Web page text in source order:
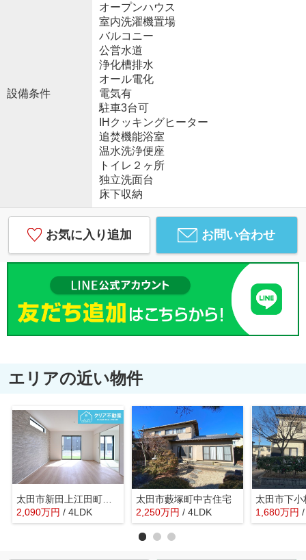
設備条件
オープンハウス
室内洗濯機置場
バルコニー
公営水道
浄化槽排水
オール電化
電気有
駐車3台可
IHクッキングヒーター
追焚機能浴室
温水洗浄便座
トイレ２ヶ所
独立洗面台
床下収納
お気に入り追加 お問い合わせ
エリアの近い物件
太田市新田上江田町 GRAFARE
2,090万円 / 4LDK
太田市藪塚町中古住宅
2,250万円 / 4LDK 1,680万円